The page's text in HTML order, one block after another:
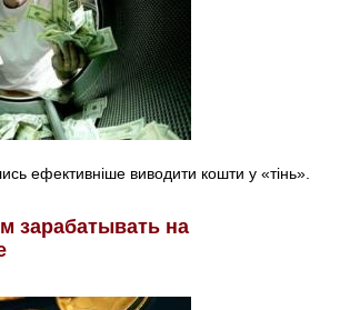
ефективніше виводити кошти у «тінь».
зарабатывать на